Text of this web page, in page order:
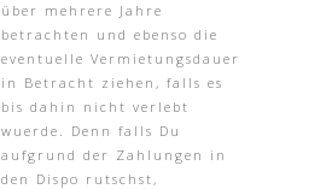
über mehrere Jahre
betrachten und ebenso die
eventuelle Vermietungsdauer
in Betracht ziehen, falls es
bis dahin nicht verlebt
wuerde. Denn falls Du
aufgrund der Zahlungen in
den Dispo rutschst,